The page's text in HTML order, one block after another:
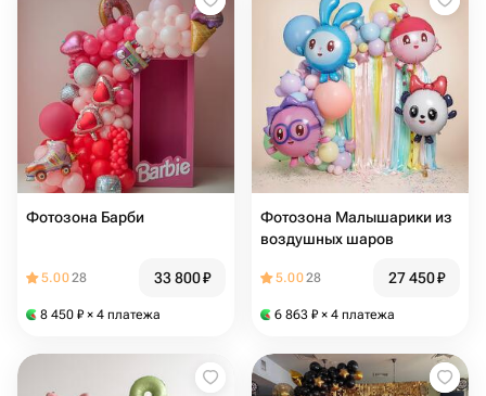
Фотозона Барби
5.0028 33 800₽
8 450 ₽ × 4 платежа
Фотозона Малышарики из
воздушных шаров
5.0028 27 450₽
6 863 ₽ × 4 платежа